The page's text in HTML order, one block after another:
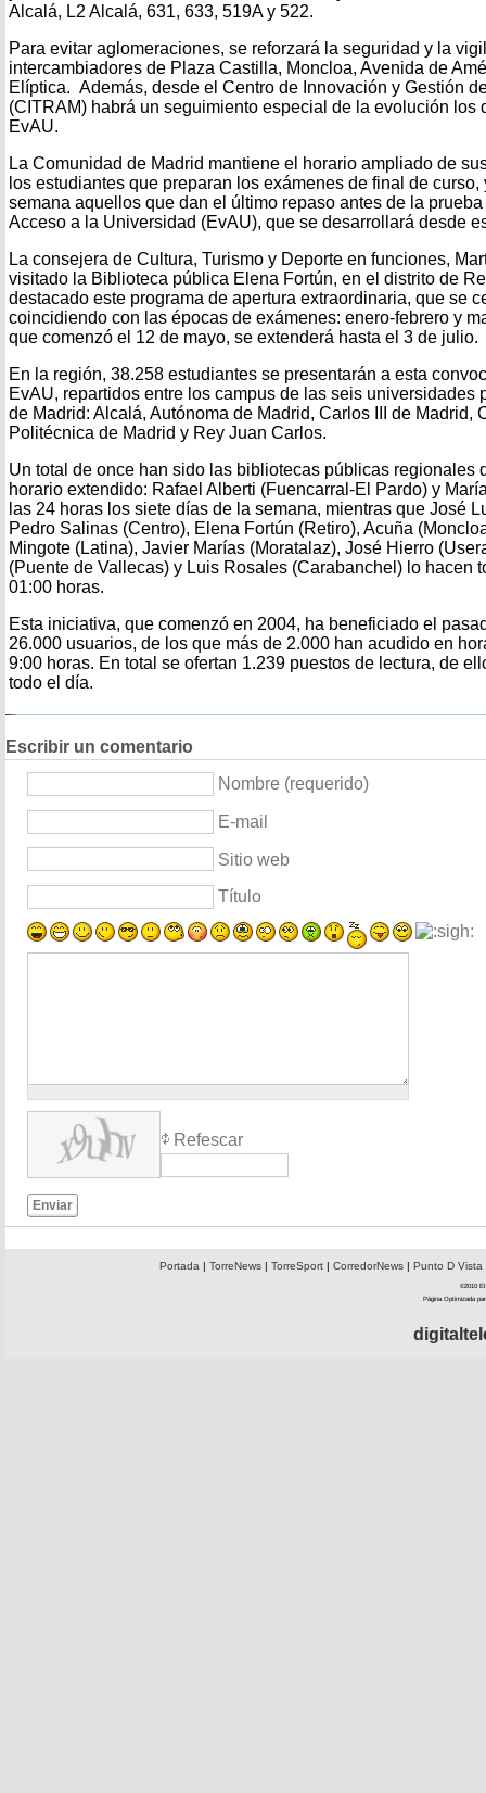
Alcalá, L2 Alcalá, 631, 633, 519A y 522.
Para evitar aglomeraciones, se reforzará la seguridad y la
intercambiadores de Plaza Castilla, Moncloa, Avenida de
Elíptica. Además, desde el Centro de Innovación y Gestión
(CITRAM) habrá un seguimiento especial de la evolución los
EvAU.
La Comunidad de Madrid mantiene el horario ampliado de
los estudiantes que preparan los exámenes de final de
semana aquellos que dan el último repaso antes de la
Acceso a la Universidad (EvAU), que se desarrollará desde
La consejera de Cultura, Turismo y Deporte en funciones,
visitado la Biblioteca pública Elena Fortún, en el distrito de
destacado este programa de apertura extraordinaria, que se
coincidiendo con las épocas de exámenes: enero-febrero y
que comenzó el 12 de mayo, se extenderá hasta el 3 de julio.
En la región, 38.258 estudiantes se presentarán a esta
EvAU, repartidos entre los campus de las seis universidades
de Madrid: Alcalá, Autónoma de Madrid, Carlos III de Madrid,
Politécnica de Madrid y Rey Juan Carlos.
Un total de once han sido las bibliotecas públicas regionales
horario extendido: Rafael Alberti (Fuencarral-El Pardo) y
las 24 horas los siete días de la semana, mientras que José
Pedro Salinas (Centro), Elena Fortún (Retiro), Acuña
Mingote (Latina), Javier Marías (Moratalaz), José Hierro
(Puente de Vallecas) y Luis Rosales (Carabanchel) lo hacen
01:00 horas.
Esta iniciativa, que comenzó en 2004, ha beneficiado el
26.000 usuarios, de los que más de 2.000 han acudido en
9:00 horas. En total se ofertan 1.239 puestos de lectura, de
todo el día.
Escribir un comentario
Nombre (requerido)
E-mail
Sitio web
Título
Refescar
Enviar
Portada| TorreNews| TorreSport| CorredorNews| Punto D Vista
©2010 El
Página Optimizada